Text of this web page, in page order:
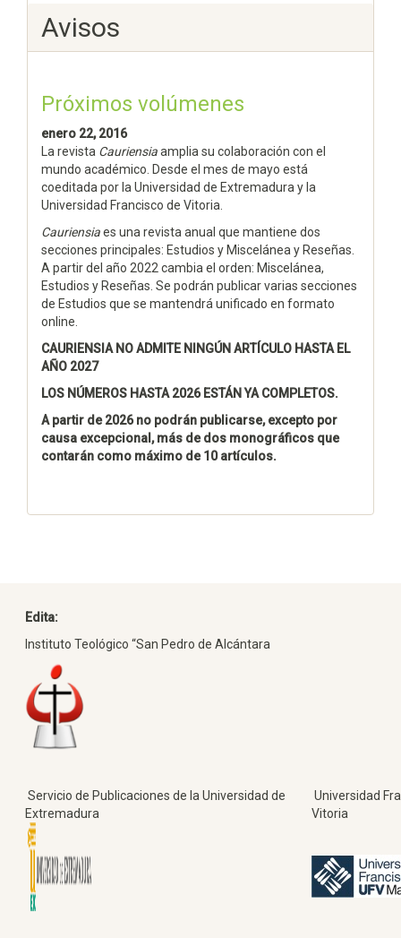
Avisos
Próximos volúmenes
enero 22, 2016
La revista Cauriensiaamplia su colaboración con el
mundo académico. Desde el mes de mayo está
coeditada por la Universidad de Extremadura y la
Universidad Francisco de Vitoria.
Cauriensiaes una revista anual que mantiene dos
secciones principales: Estudios y Miscelánea y Reseñas.
A partir del año 2022 cambia el orden: Miscelánea,
Estudios y Reseñas. Se podrán publicar varias secciones
de Estudios que se mantendrá unificado en formato
online.
CAURIENSIA NO ADMITE NINGÚN ARTÍCULO HASTA EL
AÑO 2027
LOS NÚMEROS HASTA 2026 ESTÁN YA COMPLETOS.
A partir de 2026 no podrán publicarse, excepto por
causa excepcional, más de dos monográficos que
contarán como máximo de 10 artículos.
Edita:
Instituto Teológico “San Pedro de Alcántara
Servicio de Publicaciones de la Universidad de
Extremadura
Universidad
Vitoria